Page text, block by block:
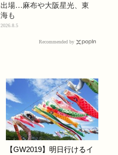
出場…麻布や大阪星光、東
海も
2026.8.5
Recommended by
【GW2019】明日行けるイ